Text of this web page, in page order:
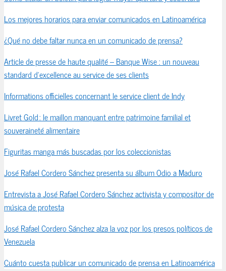
Los mejores horarios para enviar comunicados en Latinoamérica
¿Qué no debe faltar nunca en un comunicado de prensa?
Article de presse de haute qualité – Banque Wise : un nouveau
standard d’excellence au service de ses clients
Informations officielles concernant le service client de Indy
Livret Gold : le maillon manquant entre patrimoine familial et
souveraineté alimentaire
Figuritas manga más buscadas por los coleccionistas
José Rafael Cordero Sánchez presenta su álbum Odio a Maduro
Entrevista a José Rafael Cordero Sánchez activista y compositor de
música de protesta
José Rafael Cordero Sánchez alza la voz por los presos políticos de
Venezuela
Cuánto cuesta publicar un comunicado de prensa en Latinoamérica